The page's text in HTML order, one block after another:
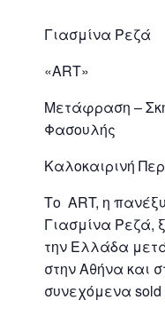
Γιασμίνα Ρεζά
«ART»
Μετάφραση –
Φασουλής
Καλοκαιρινή
Το ART, η
Γιασμίνα Ρεζά,
την Ελλάδα
στην Αθήνα και
συνεχόμενα sold